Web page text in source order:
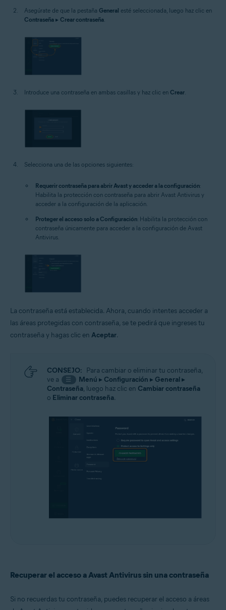
Asegúrate de que la pestaña General esté seleccionada, luego haz clic en
Contraseña ▸ Crear contraseña.
Introduce una contraseña en ambas casillas y haz clic en Crear.
Selecciona una de las opciones siguientes:
Requerir contraseña para abrir Avast y acceder a la configuración:
Habilita la protección con contraseña para abrir Avast Antivirus y
acceder a la configuración de la aplicación.
Proteger el acceso solo a Configuración: Habilita la protección con
contraseña únicamente para acceder a la configuración de Avast
Antivirus.
La contraseña está establecida. Ahora, cuando intentes acceder a
las áreas protegidas con contraseña, se te pedirá que ingreses tu
contraseña y hagas clic en Aceptar.
CONSEJO: Para cambiar o eliminar tu contraseña,
ve a
☰ Menú ▸ Configuración ▸ General▸
Contraseña, luego haz clic en Cambiar contraseña
o Eliminar contraseña.
Recuperar el acceso a Avast Antivirus sin una contraseña
Si no recuerdas tu contraseña, puedes recuperar el acceso a áreas